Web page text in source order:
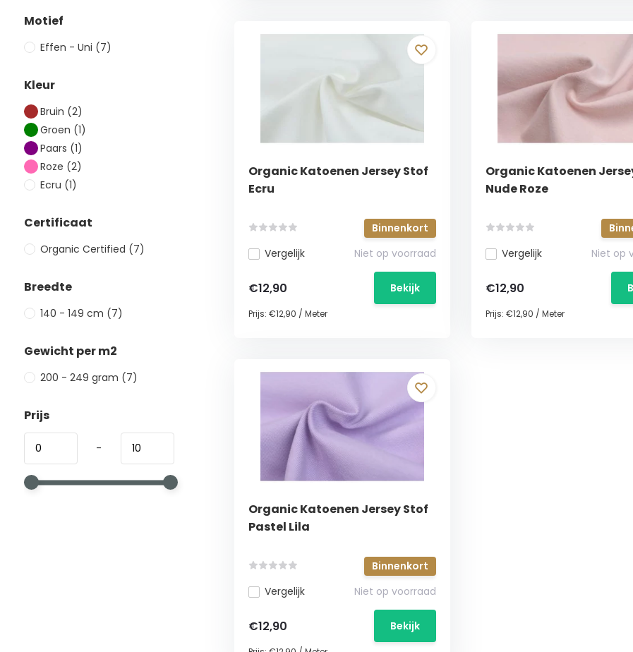
Motief
Effen - Uni (7)
Kleur
Bruin (2)
Groen (1)
Paars (1)
Roze (2)
Ecru (1)
Certificaat
Organic Certified (7)
Breedte
140 - 149 cm (7)
Gewicht per m2
200 - 249 gram (7)
Prijs
-
Organic Katoenen Jersey Stof
Ecru
Binnenkort
Vergelijk
Niet op voorraad
€12,90 Bekijk
Prijs: €12,90 / Meter
Organic Katoenen
Nude Roze
Vergelijk
Niet op
€12,90
Prijs: €12,90 / Meter
Organic Katoenen Jersey Stof
Pastel Lila
Binnenkort
Vergelijk
Niet op voorraad
€12,90 Bekijk